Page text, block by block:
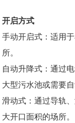
开启方式
手动开启式：适用
所。
自动升降式：通过
大型污水池或需要
滑动式：通过导轨
大开口面积的场所。